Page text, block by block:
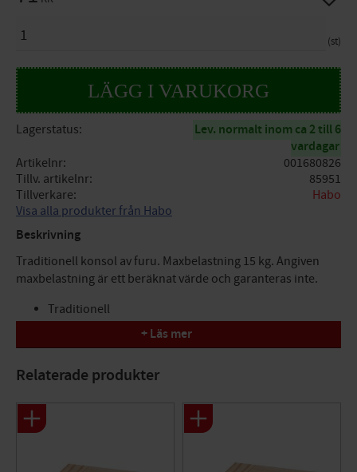
st
Lagerstatus
Lev. normalt inom ca 2 till 6
vardagar
Artikelnr
001680826
Tillv. artikelnr
85951
Tillverkare
Habo
Visa alla produkter från Habo
Beskrivning
Traditionell konsol av furu. Maxbelastning 15 kg. Angiven
maxbelastning är ett beräknat värde och garanteras inte.
Traditionell
Höjd (B) = 250mm Bredd (A) = 250mm
+ Läs mer
Relaterade produkter